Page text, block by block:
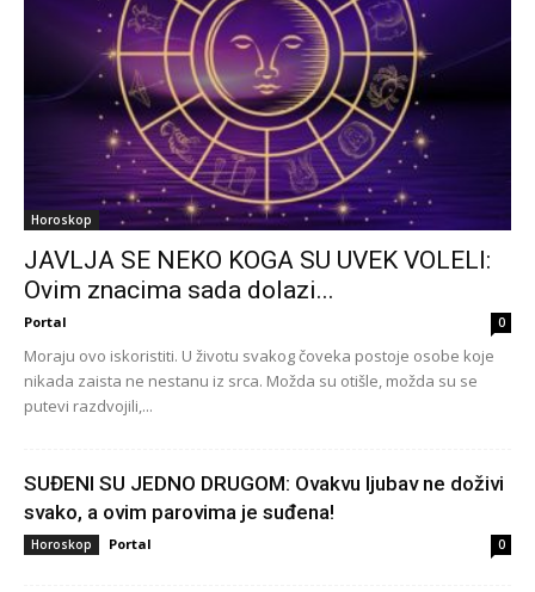
Horoskop
JAVLJA SE NEKO KOGA SU UVEK VOLELI:
Ovim znacima sada dolazi...
Portal 0
Moraju ovo iskoristiti. U životu svakog čoveka postoje osobe koje
nikada zaista ne nestanu iz srca. Možda su otišle, možda su se
putevi razdvojili,...
SUĐENI SU JEDNO DRUGOM: Ovakvu ljubav ne doživi
svako, a ovim parovima je suđena!
Horoskop Portal 0